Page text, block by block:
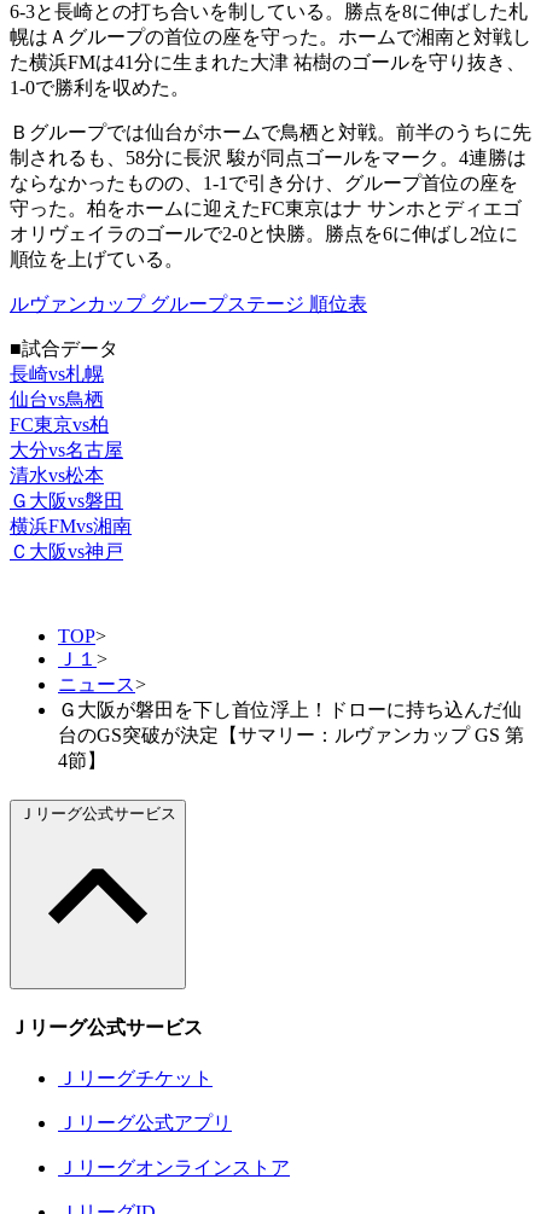
6-3と長崎との打ち合いを制している。勝点を8に伸ばした札
幌はＡグループの首位の座を守った。ホームで湘南と対戦し
た横浜FMは41分に生まれた大津 祐樹のゴールを守り抜き、
1-0で勝利を収めた。
Ｂグループでは仙台がホームで鳥栖と対戦。前半のうちに先
制されるも、58分に長沢 駿が同点ゴールをマーク。4連勝は
ならなかったものの、1-1で引き分け、グループ首位の座を
守った。柏をホームに迎えたFC東京はナ サンホとディエゴ
オリヴェイラのゴールで2-0と快勝。勝点を6に伸ばし2位に
順位を上げている。
ルヴァンカップ グループステージ 順位表
■試合データ
長崎vs札幌
仙台vs鳥栖
FC東京vs柏
大分vs名古屋
清水vs松本
Ｇ大阪vs磐田
横浜FMvs湘南
Ｃ大阪vs神戸
TOP>
Ｊ１ >
ニュース>
Ｇ大阪が磐田を下し首位浮上！ドローに持ち込んだ仙
台のGS突破が決定【サマリー：ルヴァンカップ GS 第
4節】
Ｊリーグ公式サービス
Ｊリーグ公式サービス
Ｊリーグチケット
Ｊリーグ公式アプリ
Ｊリーグオンラインストア